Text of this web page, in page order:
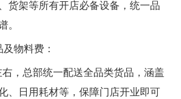
货架等所有开店必备设备，统一品
。
物料费：
总部统一配送全品类货品，涵盖
、日用耗材等，保障门店开业即可